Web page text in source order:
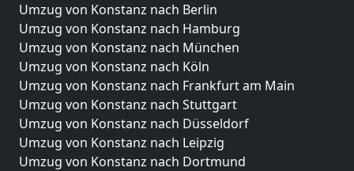
Umzug von Konstanz nach Berlin
Umzug von Konstanz nach Hamburg
Umzug von Konstanz nach München
Umzug von Konstanz nach Köln
Umzug von Konstanz nach Frankfurt am Main
Umzug von Konstanz nach Stuttgart
Umzug von Konstanz nach Düsseldorf
Umzug von Konstanz nach Leipzig
Umzug von Konstanz nach Dortmund